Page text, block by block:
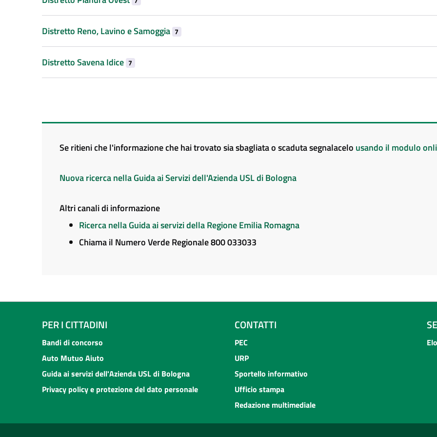
Distretto Reno, Lavino e Samoggia 7
Distretto Savena Idice 7
Se ritieni che l'informazione che hai trovato sia sbagliata o scaduta segnalacelo usando il modulo
Nuova ricerca nella Guida ai Servizi dell'Azienda USL di Bologna
Altri canali di informazione
Ricerca nella Guida ai servizi della Regione Emilia Romagna
Chiama il Numero Verde Regionale 800 033033
PER I CITTADINI
Bandi di concorso
Auto Mutuo Aiuto
Guida ai servizi dell'Azienda USL di Bologna
Privacy policy e protezione del dato personale
CONTATTI
PEC
URP
Sportello informativo
Ufficio stampa
Redazione multimediale